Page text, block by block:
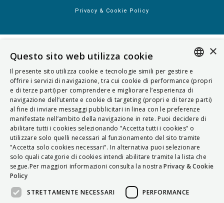
Privacy & Cookie Policy
ITALIAN
ENGLISH
FRENCH
HUNGARIAN
DEUTSCH
POLSKI
PORTUGUÊS
×
Questo sito web utilizza cookie
Il presente sito utilizza cookie e tecnologie simili per gestire e
offrire i servizi di navigazione, tra cui cookie di performance (propri
e di terze parti) per comprendere e migliorare l’esperienza di
navigazione dell’utente e cookie di targeting (propri e di terze parti)
al fine di inviare messaggi pubblicitari in linea con le preferenze
manifestate nell’ambito della navigazione in rete. Puoi decidere di
abilitare tutti i cookies selezionando "Accetta tutti i cookies" o
utilizzare solo quelli necessari al funzionamento del sito tramite
"Accetta solo cookies necessari". In alternativa puoi selezionare
solo quali categorie di cookies intendi abilitare tramite la lista che
segue.Per maggiori informazioni consulta la nostra Privacy & Cookie
Policy
STRETTAMENTE NECESSARI
PERFORMANCE